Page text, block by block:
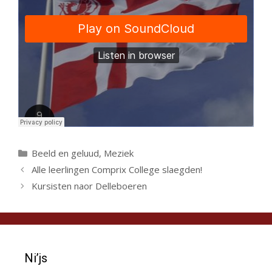
Categorieën
Beeld en geluud, Meziek
Alle leerlingen Comprix College slaegden!
Kursisten naor Delleboeren
Ni’js